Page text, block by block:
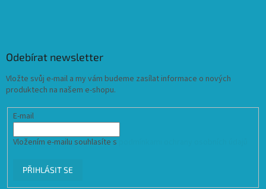
Odebírat newsletter
Vložte svůj e-mail a my vám budeme zasílat informace o nových
produktech na našem e-shopu.
E-mail
Vložením e-mailu souhlasíte s
PŘIHLÁSIT SE